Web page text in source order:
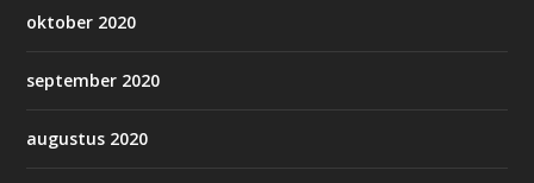
oktober 2020
september 2020
augustus 2020